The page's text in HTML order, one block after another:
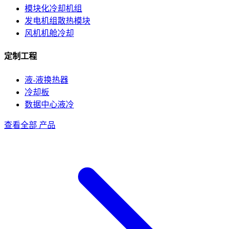
模块化冷却机组
发电机组散热模块
风机机舱冷却
定制工程
液-液换热器
冷却板
数据中心液冷
查看全部 产品